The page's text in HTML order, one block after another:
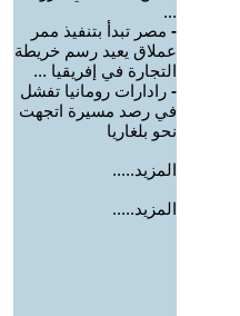
...
- مصر تبدأ بتنفيذ ممر
عملاق يعيد رسم خريطة
التجارة في إفريقيا ...
- رادارات رومانيا تفشل
في رصد مسيرة اتجهت
نحو بلغاريا
المزيد.....
المزيد.....